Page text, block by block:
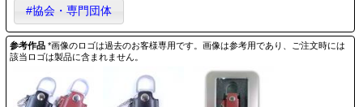
#協会・専門団体
参考作品 *画像のロゴは過去のお客様専用です。画像は参考用であり、ご注文時には
該当ロゴは製品に含まれません。